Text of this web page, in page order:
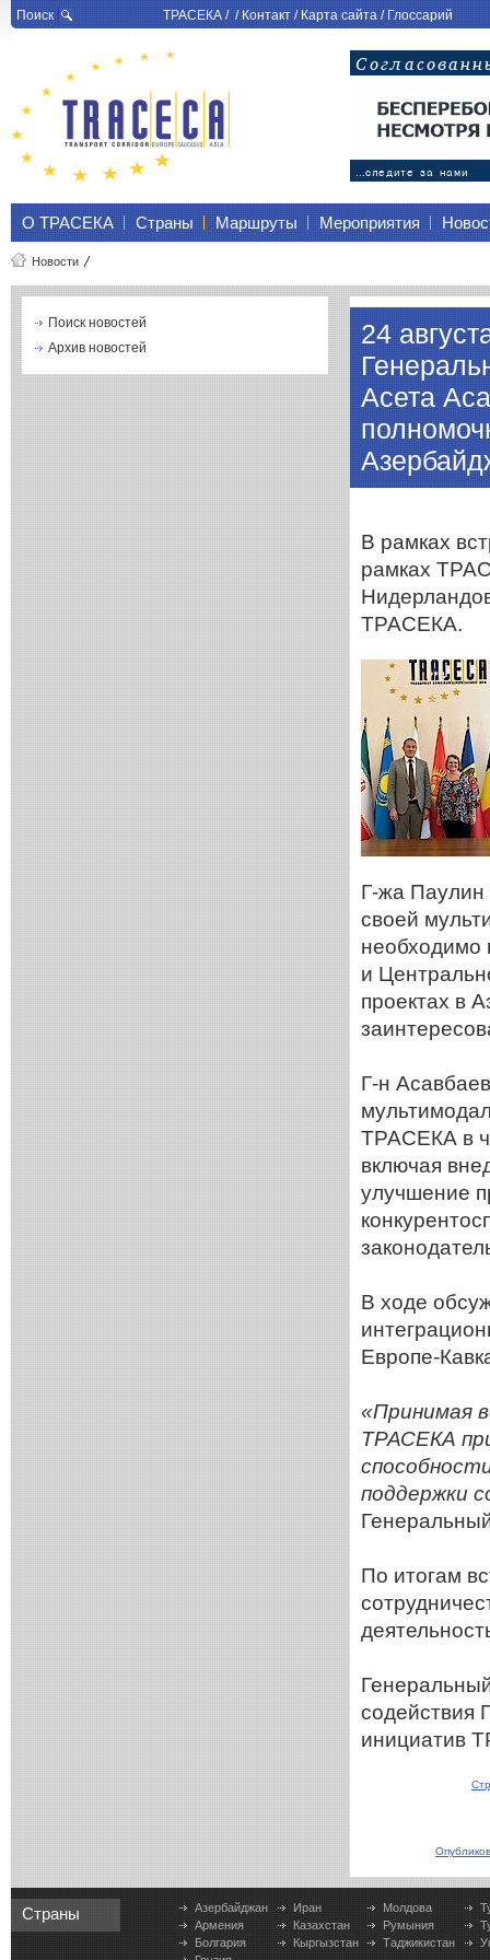
Поиск ТРАСЕКА/ /Контакт/Карта сайта/Глоссарий
О ТРАСЕКА Страны Маршруты Мероприятия
Новости
Поиск новостей
Архив новостей
24
Асета
В рамках
рамках
ТРАСЕКА.
Г-жа Паулин
своей
необходимо
и
проектах в
Г-н
ТРАСЕКА в
включая
улучшение
В ходе
Европе-
«Принимая
ТРАСЕКА
поддержки
По итогам
содействия
инициатив
Страны
Азербайджан
Армения
Болгария
Иран
Казахстан
Кыргызстан
Молдова
Румыния
Таджикистан